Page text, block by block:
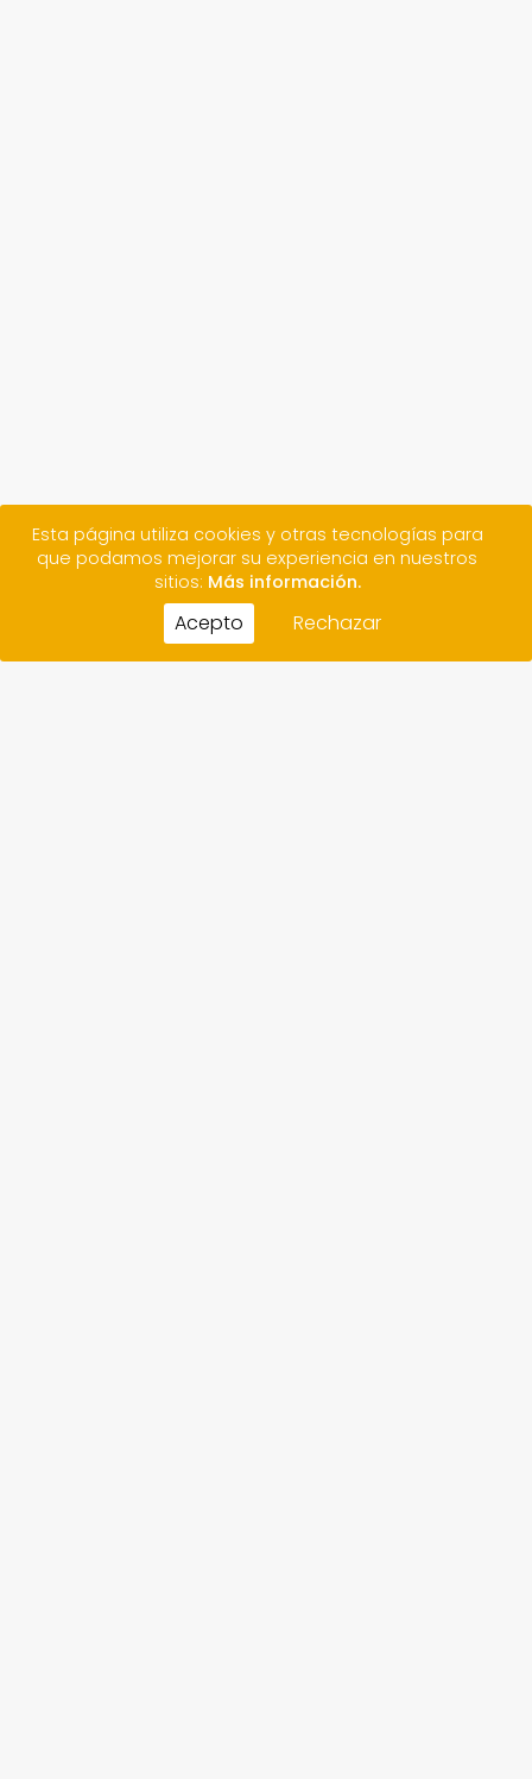
Esta página utiliza cookies y otras tecnologías para
que podamos mejorar su experiencia en nuestros
sitios: Más información.
Acepto Rechazar